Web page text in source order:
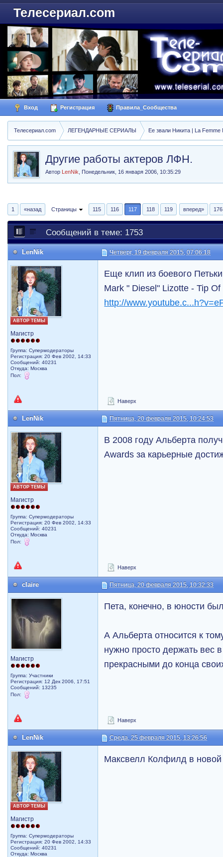
Телесериал.com
Вход Регистрация Правила_Сообщества
Телесериал.com ЛЕГЕНДАРНЫЕ СЕРИАЛЫ Ее звали Никита | La Femme
Другие работы актеров ЛФН.
Автор LenNik ,Понедельник, 16 января 2006, 10:35:29
1 «назад Страницы 115 116 117 118 119 вперед» 176
Сообщений в теме: 1753
LenNik Четверг, 19 февраля 2015, 07:06:18
АВТОР ТЕМЫ
Магистр
Группа: Супермодераторы
Регистрация: 20 Фев 2002, 14:33
Сообщений: 40231
Откуда: Москва
Пол:
Еще клип из боевого
Mark " Diesel" Lizotte - Tip
http://
Наверх
LenNik Пятница, 20 февраля 2015, 10:24:53
АВТОР ТЕМЫ
Магистр
Группа: Супермодераторы
Регистрация: 20 Фев 2002, 14:33
Сообщений: 40231
Откуда: Москва
Пол:
В 2008 году Альберта
Awards за карьерные
Наверх
claire Пятница, 20 февраля 2015, 10:32:33
Магистр
Группа: Участники
Регистрация: 12 Дек 2006, 17:51
Сообщений: 13235
Пол:
Пета, конечно, в юности
А Альберта относится к
нужно просто держать вес
прекрасными до конца
Наверх
LenNik Среда, 25 февраля 2015, 13:26:56
АВТОР ТЕМЫ
Магистр
Группа: Супермодераторы
Регистрация: 20 Фев 2002, 14:33
Сообщений: 40231
Откуда: Москва
Максвелл Колфилд в